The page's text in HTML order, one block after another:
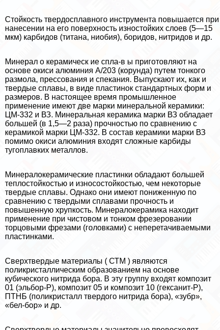
Стойкость твердосплавного инструмента повышается при
нанесении на его поверхность изностойких слоев (5—15
мкм) карбидов (титана, ниобия), боридов, нитридов и др.
Минерал о керамическ ие спла-в ы приготовляют на
основе окиси алюминия А/203 (корунда) путем тонкого
размола, прессования и спекания. Выпускают их, как и
твердые сплавы, в виде пластинок стандартных форм и
размеров. В настоящее время промышленное
применение имеют две марки минеральной керамики:
ЦМ-332 и ВЗ. Минеральная керамика марки ВЗ обладает
большей (в 1,5—2 раза) прочностью по сравнению с
керамикой марки ЦМ-332. В состав керамики марки ВЗ
помимо окиси алюминия входят сложные карбиды
тугоплавких металлов.
Минералокерамические пластинки обладают большей
теплостойкостью и износостойкостью, чем некоторые
твердые сплавы. Однако они имеют пониженную по
сравнению с твердыми сплавами прочность и
повышенную хрупкость. Минералокерамика находит
применение при чистовом и тонком фрезеровании
торцовыми фрезами (головками) с неперетачиваемыми
пластинками.
Сверхтвердые материалы ( СТМ ) являются
поликристаллическим образованием на основе
кубического нитрида бора. В эту группу входят композит
01 (эльбор-Р), композит 05 и композит 10 (гексанит-Р),
ПТНБ (поликристалл твердого нитрида бора), «зубр»,
«бел-бор» и др.